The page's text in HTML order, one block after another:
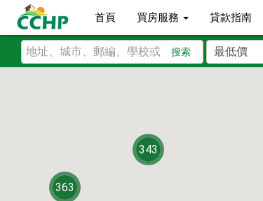
首頁 買房服務 貸款指南
搜索
343
363